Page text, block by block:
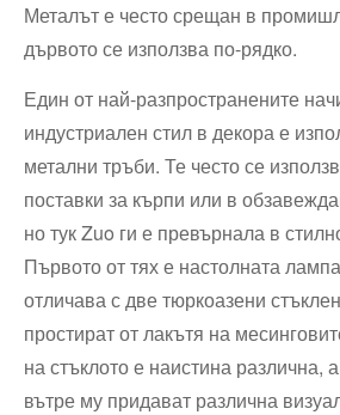
Металът е често срещан в
дървото се използва по-рядко.
Един от най-разпространените
индустриален стил в декора е
метални тръби. Те често се
поставки за кърпи или в
но тук Zuo ги е превърнала в
Първото от тях е настолната
отличава с две тюркоазени
простират от лакътя на
на стъклото е наистина различна,
вътре му придават различна